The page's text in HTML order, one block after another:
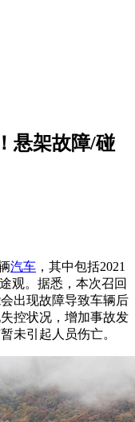
悬架故障/碰
汽车 ，其中包括2021
观。据悉，本次召回
出现故障导致车辆后
控状况，增加事故发
未引起人员伤亡。